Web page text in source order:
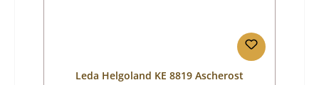
Leda Helgoland KE 8819 Ascherost